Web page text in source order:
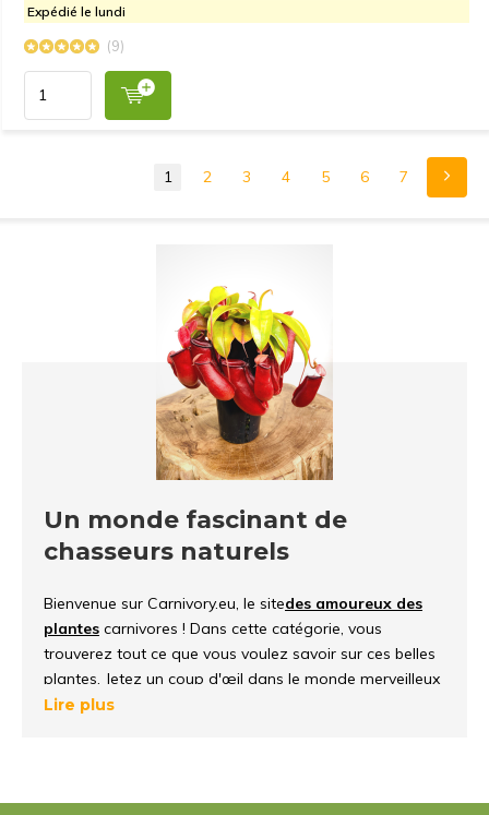
Expédié le lundi
(9)
1 2 3 4 5 6 7
Un monde fascinant de
chasseurs naturels
Bienvenue sur Carnivory.eu, le sitedes amoureux des
plantes carnivores ! Dans cette catégorie, vous
trouverez tout ce que vous voulez savoir sur ces belles
plantes. Jetez un coup d'œil dans le monde merveilleux
des plantes carnivores, découvrez comment elles
Lire plus